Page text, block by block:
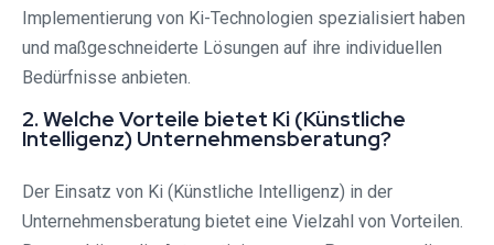
Implementierung von Ki-Technologien spezialisiert haben
und maßgeschneiderte Lösungen auf ihre individuellen
Bedürfnisse anbieten.
2. Welche Vorteile bietet Ki (Künstliche
Intelligenz) Unternehmensberatung?
Der Einsatz von Ki (Künstliche Intelligenz) in der
Unternehmensberatung bietet eine Vielzahl von Vorteilen.